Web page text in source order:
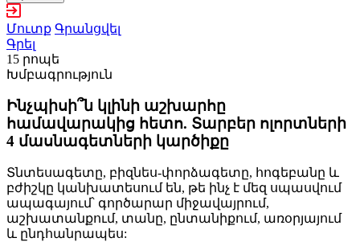
Մուտք Գրանցվել
Գրել
15 րոպե
Խմբագրություն
Ինչպիսի՞ն կլինի աշխարհը
համավարակից հետո. Տարբեր ոլորտների
4 մասնագետների կարծիքը
Տնտեսագետը, բիզնես-փորձագետը, հոգեբանը և
բժիշկը կանխատեսում են, թե ինչ է մեզ սպասվում
ապագայում՝ գործարար միջավայրում,
աշխատանքում, տանը, ընտանիքում, առօրյայում
և ընդհանրապես: